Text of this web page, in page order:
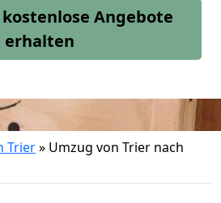
Angebote
erhalten
Trier» Umzug von Trier nach